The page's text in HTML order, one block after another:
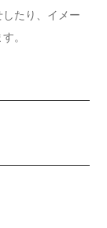
たり、イメー
。